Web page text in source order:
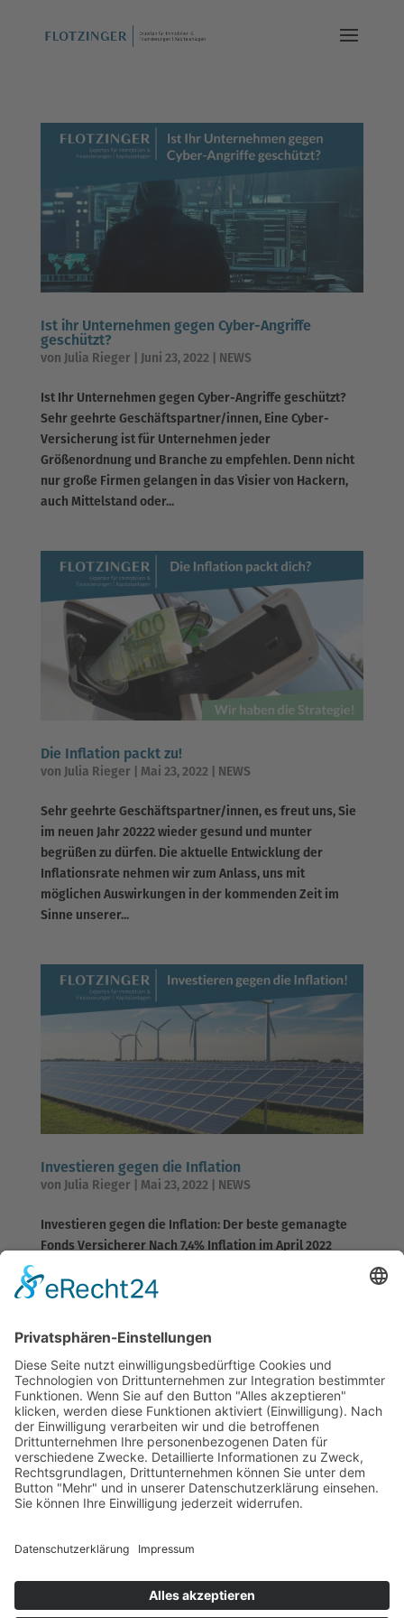
Ist ihr Unternehmen gegen Cyber-Angriffe
geschützt?
von Julia Rieger Juni 23, 2022| NEWS
Ist Ihr Unternehmen gegen Cyber-Angriffe geschützt?
Sehr geehrte Geschäftspartner/innen, Eine Cyber-
Versicherung ist für Unternehmen jeder
Größenordnung und Branche zu empfehlen. Denn nicht
nur große Firmen gelangen in das Visier von Hackern,
auch Mittelstand oder...
Die Inflation packt zu!
von Julia Rieger Mai 23, 2022| NEWS
Sehr geehrte Geschäftspartner/innen, es freut uns, Sie
im neuen Jahr 20222 wieder gesund und munter
begrüßen zu dürfen. Die aktuelle Entwicklung der
Inflationsrate nehmen wir zum Anlass, uns mit
möglichen Auswirkungen in der kommenden Zeit im
Sinne unserer...
Investieren gegen die Inflation
von Julia Rieger Mai 23, 2022| NEWS
Investieren gegen die Inflation: Der beste gemanagte
Fonds Versicherer Nach 7,4% Inflation im April 2022
Supermarktkassen und Tankstellen und erste
sogar zweistellige...
Datenschutz
Impressum
Büro
News